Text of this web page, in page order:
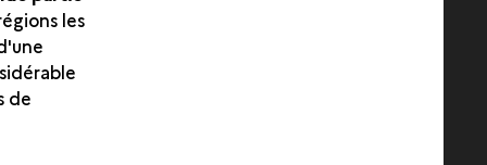
les
de